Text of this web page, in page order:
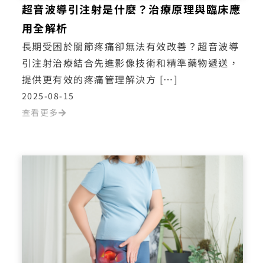
超音波導引注射是什麼？治療原理與臨床應
用全解析
長期受困於關節疼痛卻無法有效改善？超音波導
引注射治療結合先進影像技術和精準藥物遞送，
提供更有效的疼痛管理解決方 […]
2025-08-15
查看更多